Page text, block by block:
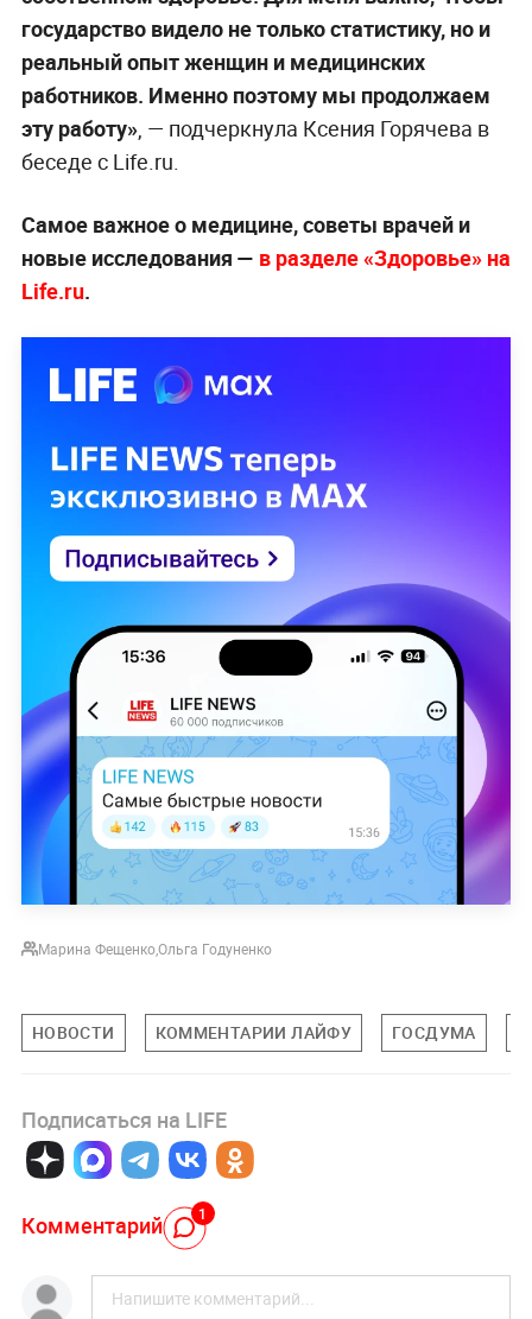
государство видело не только статистику, но и
реальный опыт женщин и медицинских
работников. Именно поэтому мы продолжаем
эту работу», — подчеркнула Ксения Горячева в
беседе с Life.ru.
Самое важное о медицине, советы врачей и
новые исследования — в разделе «Здоровье» на
Life.ru.
Марина Фещенко,Ольга Годуненко
НОВОСТИ КОММЕНТАРИИ ЛАЙФУ ГОСДУМА
Подписаться на LIFE
Комментарий 1